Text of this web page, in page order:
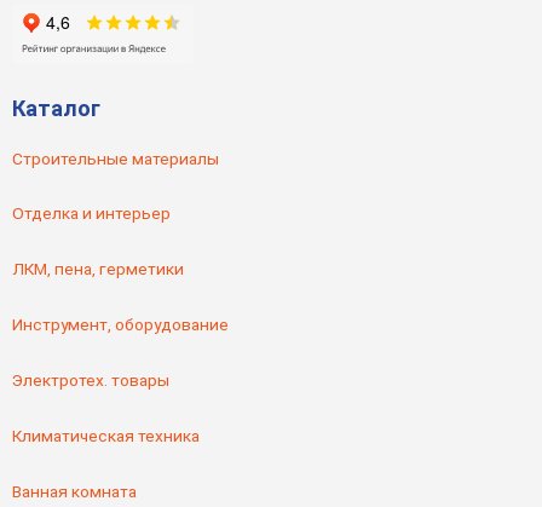
Каталог
Строительные материалы
Отделка и интерьер
ЛКМ, пена, герметики
Инструмент, оборудование
Электротех. товары
Климатическая техника
Ванная комната